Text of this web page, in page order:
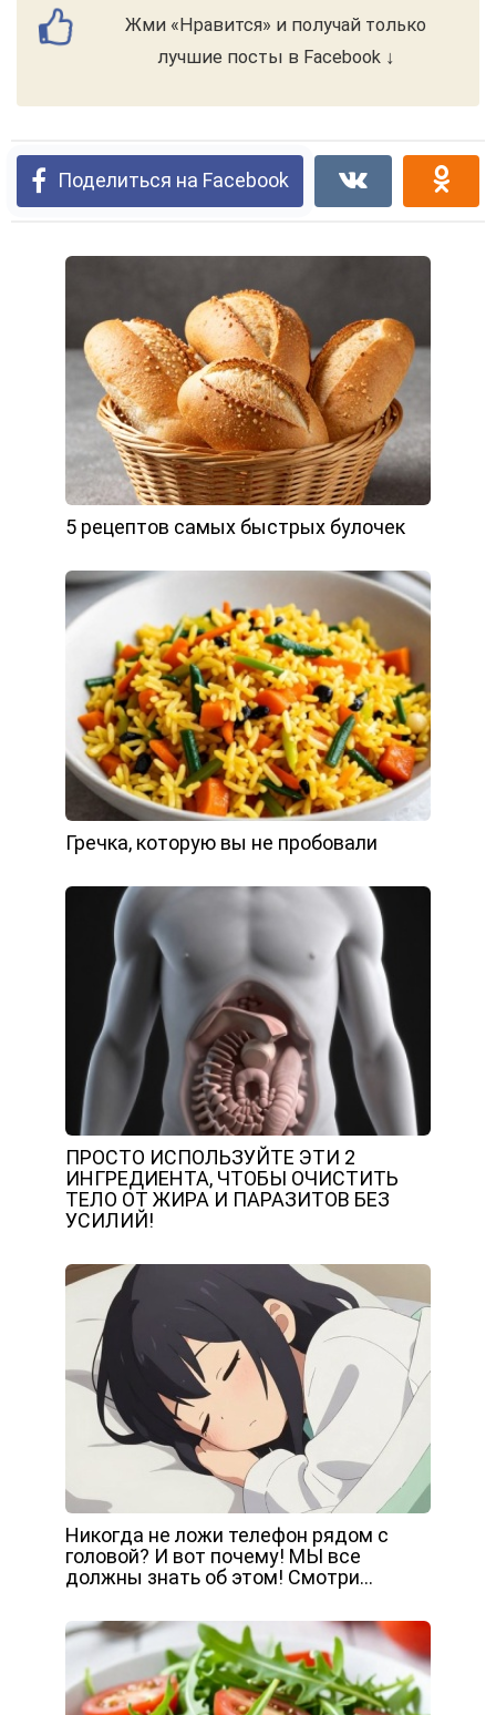
Жми «Нравится» и получай только
лучшие посты в Facebook ↓
Поделиться на Facebook
5 рецептов самых быстрых булочек
Гречка, которую вы не пробовали
ПРОСТО ИСПОЛЬЗУЙТЕ ЭТИ 2
ИНГРЕДИЕНТА, ЧТОБЫ ОЧИСТИТЬ
ТЕЛО ОТ ЖИРА И ПАРАЗИТОВ БЕЗ
УСИЛИЙ!
Никогда не ложи телефон рядом с
головой? И вот почему! МЫ все
должны знать об этом! Смотри…